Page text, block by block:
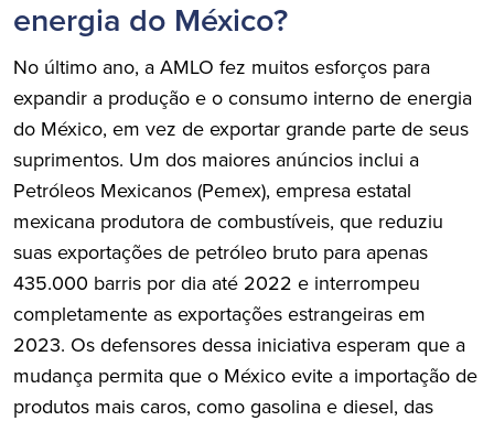
energia do México?
No último ano, a AMLO fez muitos esforços para
expandir a produção e o consumo interno de energia
do México, em vez de exportar grande parte de seus
suprimentos. Um dos maiores anúncios inclui a
Petróleos Mexicanos (Pemex), empresa estatal
mexicana produtora de combustíveis, que reduziu
suas exportações de petróleo bruto para apenas
435.000 barris por dia até 2022 e interrompeu
completamente as exportações estrangeiras em
2023. Os defensores dessa iniciativa esperam que a
mudança permita que o México evite a importação de
produtos mais caros, como gasolina e diesel, das